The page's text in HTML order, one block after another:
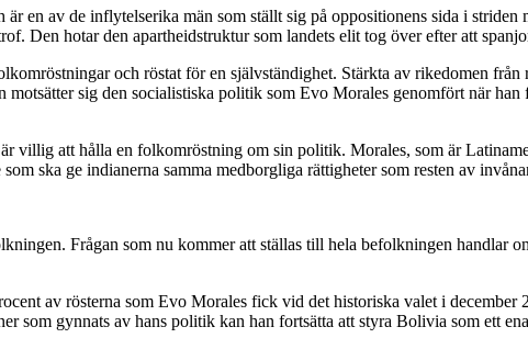
en av de inflytelserika män som ställt sig på oppositionens sida i
Den hotar den apartheidstruktur som landets elit tog över efter att
och röstat för en självständighet. Stärkta av rikedomen
sig den socialistiska politik som Evo Morales genomfört när
villig att hålla en folkomröstning om sin politik. Morales, som är
ska ge indianerna samma medborgliga rättigheter som resten av
Frågan som nu kommer att ställas till hela befolkningen handlar
av rösterna som Evo Morales fick vid det historiska valet i
som gynnats av hans politik kan han fortsätta att styra Bolivia som ett